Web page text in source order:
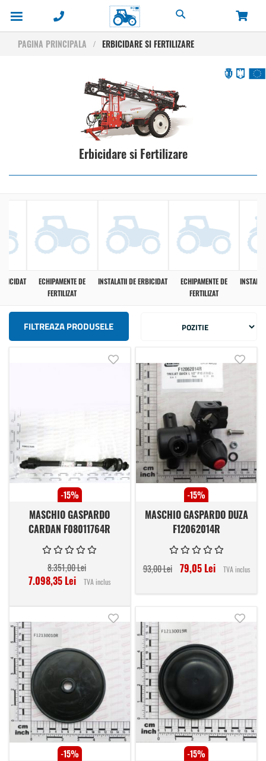
Cautare
PAGINA PRINCIPALA ERBICIDARE SI FERTILIZARE
Erbicidare si Fertilizare
ECHIPAMENTE DE
FERTILIZAT
INSTALATII DE ERBICIDAT
ECHIPAMENTE DE
FERTILIZAT
-15%
MASCHIO GASPARDO
CARDAN F08011764R
8.351,00 Lei
7.098,35 Lei TVA inclus
-15%
MASCHIO GASPARDO DUZA
F12062014R
93,00 Lei 79,05 Lei TVA inclus
-15% -15%
FILTREAZA PRODUSELE